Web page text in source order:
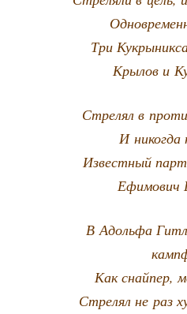
Три
Кры­лов и
Стре­лял в
И нико­гда
Извест­ный
Ефи­мо­вич
В Адоль­фа
Как снай­пер,
Стре­лял не раз